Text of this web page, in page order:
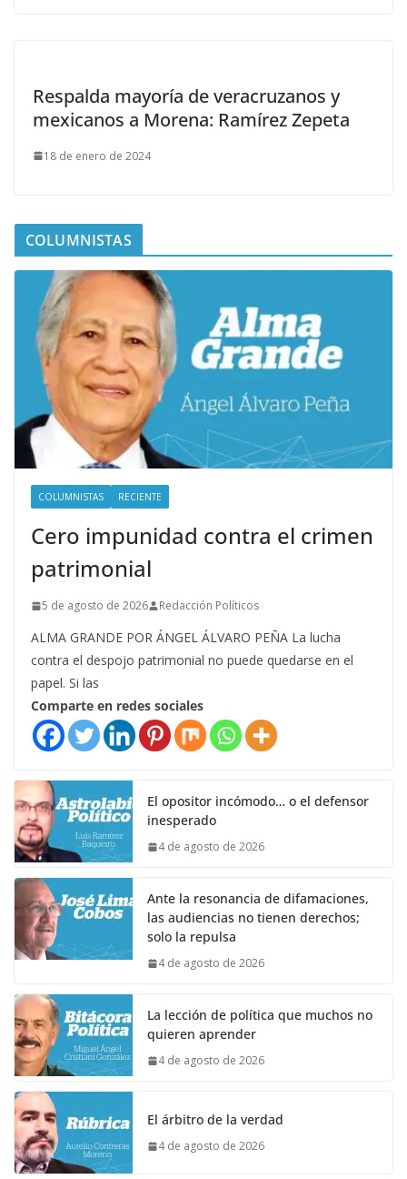
Respalda mayoría de veracruzanos y
mexicanos a Morena: Ramírez Zepeta
18 de enero de 2024
COLUMNISTAS
COLUMNISTAS RECIENTE
Cero impunidad contra el crimen
patrimonial
5 de agosto de 2026 Redacción Políticos
ALMA GRANDE POR ÁNGEL ÁLVARO PEÑA La lucha
contra el despojo patrimonial no puede quedarse en el
papel. Si las
Comparte en redes sociales
El opositor incómodo… o el defensor
inesperado
4 de agosto de 2026
Ante la resonancia de difamaciones,
las audiencias no tienen derechos;
solo la repulsa
4 de agosto de 2026
La lección de política que muchos no
quieren aprender
4 de agosto de 2026
El árbitro de la verdad
4 de agosto de 2026